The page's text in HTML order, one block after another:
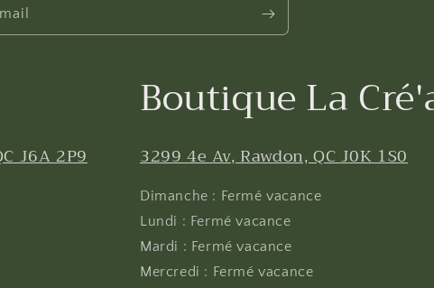
J6A 2P9
Boutique La
3299 4e Av, Rawdon, QC J0K 1S0
Dimanche : Fermé vacance
Lundi : Fermé vacance
Mardi : Fermé vacance
Mercredi : Fermé vacance